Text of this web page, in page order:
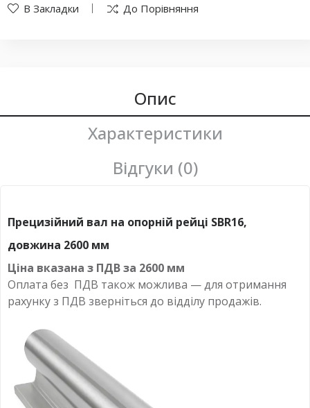
В Закладки До Порівняння
Опис
Характеристики
Відгуки (0)
Прецизійний вал на опорній рейці SBR16,
довжина 2600 мм
Ціна вказана з ПДВ за 2600 мм
Оплата без ПДВ також можлива — для отримання
рахунку з ПДВ зверніться до відділу продажів.